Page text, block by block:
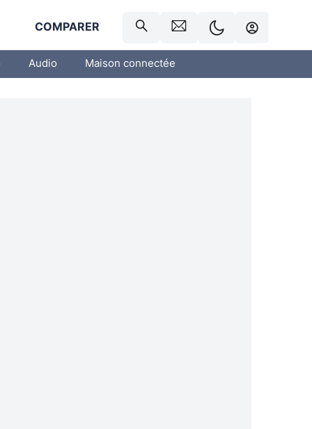
COMPARER
Audio Maison connectée